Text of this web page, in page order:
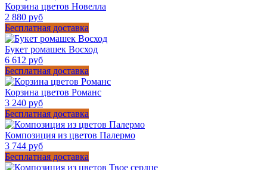
Корзина цветов Новелла
2 880 руб
Бесплатная доставка
Букет ромашек Восход
6 612 руб
Бесплатная доставка
Корзина цветов Романс
3 240 руб
Бесплатная доставка
Композиция из цветов Палермо
3 744 руб
Бесплатная доставка